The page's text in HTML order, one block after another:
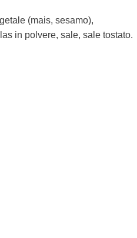
(mais, sesamo),
in polvere, sale, sale tostato.